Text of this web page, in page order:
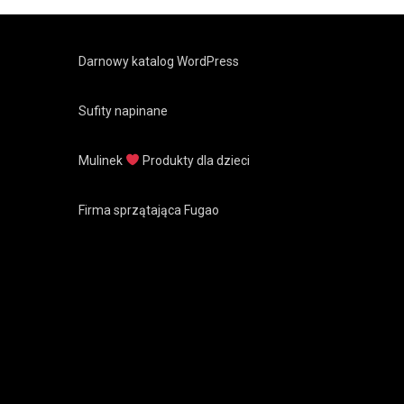
Darnowy katalog WordPress
Sufity napinane
Mulinek Produkty dla dzieci
Firma sprzątająca Fugao